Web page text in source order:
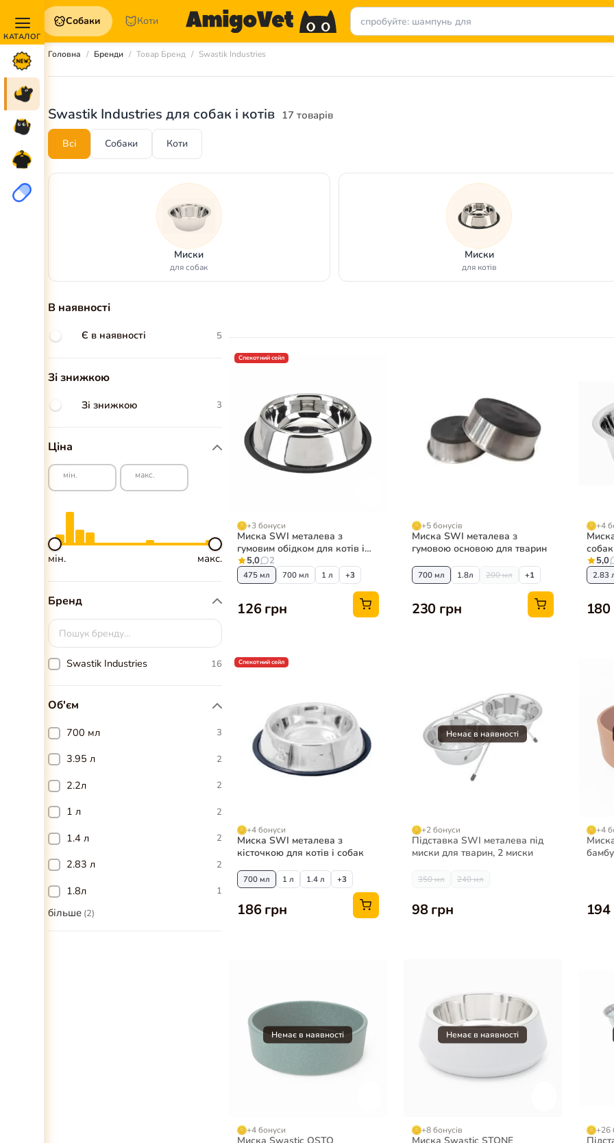
Собаки Коти
Головна Бренди Товар Бренд Swastik Industries
Swastik Industries для собак і котів 17 товарів
Всі Собаки Коти
Миски
для собак
Миски
для котів
В наявності
Є в наявності 5
Зі знижкою
Зі знижкою 3
Ціна
мін. макс.
мін. макс.
Бренд
Swastik Industries 16
Об'єм
700 мл 3
3.95 л 2
2.2л 2
1 л 2
1.4 л 2
2.83 л 2
1.8л 1
більше (2)
Спекотний сейл
+3 бонуси
Миска SWI металева з
гумовим обідком для котів і
собак
5,0 2
475 мл 700 мл 1 л +3
126 грн
+5 бонусів
Миска SWI металева з
гумовою основою для тварин
700 мл 1.8л 200 мл +1
230 грн
+4
собак
5,0
2.83
180
Спекотний сейл
+4 бонуси
Миска SWI металева з
кісточкою для котів і собак
700 мл 1 л 1.4 л +3
186 грн
+2 бонуси
Підставка SWI металева під
миски для тварин, 2 миски
350 мл 240 мл
98 грн
+4
194
+4 бонуси +8 бонусів +26
Акції та
Коти
Для